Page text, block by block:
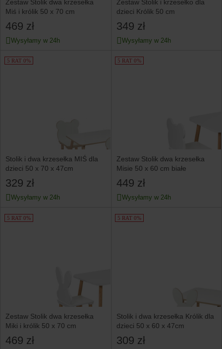
Zestaw Stolik dwa krzesełka
Miś i królik 50 x 70 cm
469 zł
Wysyłamy w 24h
Zestaw Stolik i krzesełko dla
dzieci Królik 50 cm
349 zł
Wysyłamy w 24h
5 RAT 0%
Stolik i dwa krzesełka MIŚ dla
dzieci 50 x 70 x 47cm
329 zł
Wysyłamy w 24h
5 RAT 0%
Zestaw Stolik dwa krzesełka
Misie 50 x 60 cm białe
449 zł
Wysyłamy w 24h
5 RAT 0%
Zestaw Stolik dwa krzesełka
Miki i królik 50 x 70 cm
469 zł
5 RAT 0%
Stolik i dwa krzesełka Królik dla
dzieci 50 x 60 x 47cm
309 zł